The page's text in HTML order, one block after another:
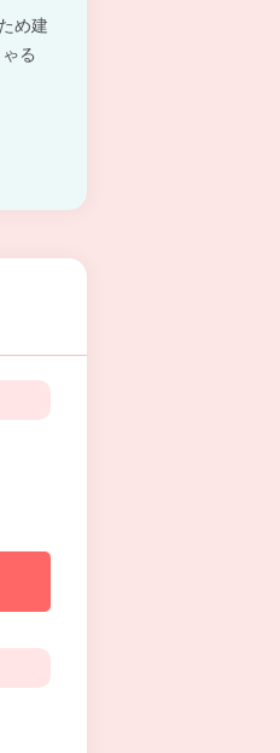
め建
る